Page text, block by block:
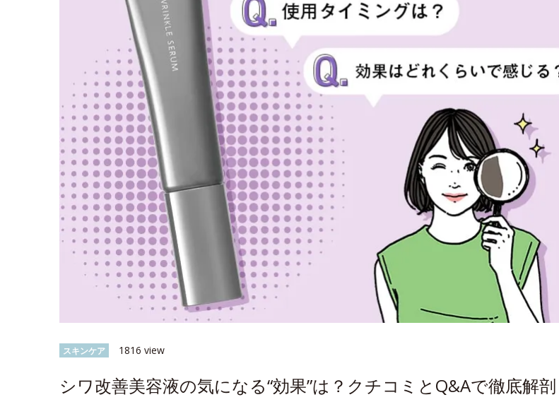
スキンケア 1816 view
シワ改善美容液の気になる“効果”は？クチコミとQ&Aで徹底解剖